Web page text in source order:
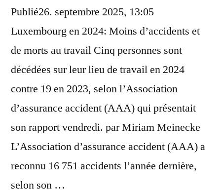
Publié26. septembre 2025, 13:05
Luxembourg en 2024: Moins d’accidents et
de morts au travail Cinq personnes sont
décédées sur leur lieu de travail en 2024
contre 19 en 2023, selon l’Association
d’assurance accident (AAA) qui présentait
son rapport vendredi. par Miriam Meinecke
L’Association d’assurance accident (AAA) a
reconnu 16 751 accidents l’année dernière,
selon son …